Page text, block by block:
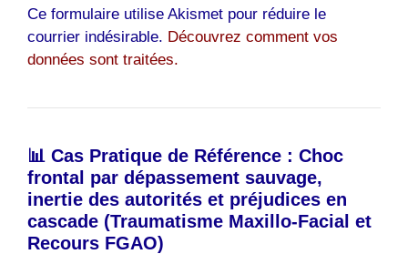
Ce formulaire utilise Akismet pour réduire le
courrier indésirable. Découvrez comment vos
données sont traitées.
📊 Cas Pratique de Référence : Choc
frontal par dépassement sauvage,
inertie des autorités et préjudices en
cascade (Traumatisme Maxillo-Facial et
Recours FGAO)